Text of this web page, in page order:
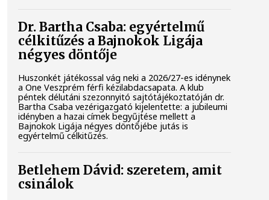
Dr. Bartha Csaba: egyértelmű
célkitűzés a Bajnokok Ligája
négyes döntője
Huszonkét játékossal vág neki a 2026/27-es idénynek
a One Veszprém férfi kézilabdacsapata. A klub
péntek délutáni szezonnyitó sajtótájékoztatóján dr.
Bartha Csaba vezérigazgató kijelentette: a jubileumi
idényben a hazai címek begyűjtése mellett a
Bajnokok Ligája négyes döntőjébe jutás is
egyértelmű célkitűzés.
Betlehem Dávid: szeretem, amit
csinálok